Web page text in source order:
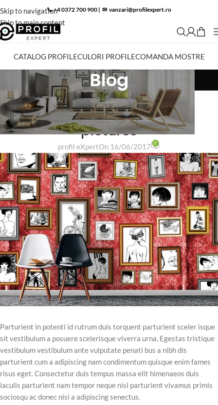
Skip to navigation
Skip to main content
📞 +4 0372 700 900 | ✉︎ vanzari@profilexpert.ro
CATALOG PROFILECULORI PROFILECOMANDA MOSTRE
Blog
DESIGN TRENDS
The big design: Wall likes
pictures
profil eXpertOn 16/06/2017 0
Parturient in potenti id rutrum duis torquent parturient sceler isque
sit vestibulum a posuere scelerisque viverra urna. Egestas tristique
vestibulum vestibulum ante vulputate penati bus a nibh dis
parturient cum a adipiscing nam condimentum quisque enim fames
risus eget. Consectetur duis tempus massa elit himenaeos duis
iaculis parturient nam tempor neque nisl parturient vivamus primis
sociosqu ac donec nisi a adipiscing senectus.